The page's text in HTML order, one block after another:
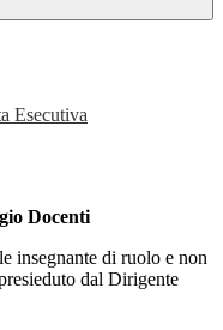
Esecutiva
Docenti
insegnante di ruolo e non
dal Dirigente